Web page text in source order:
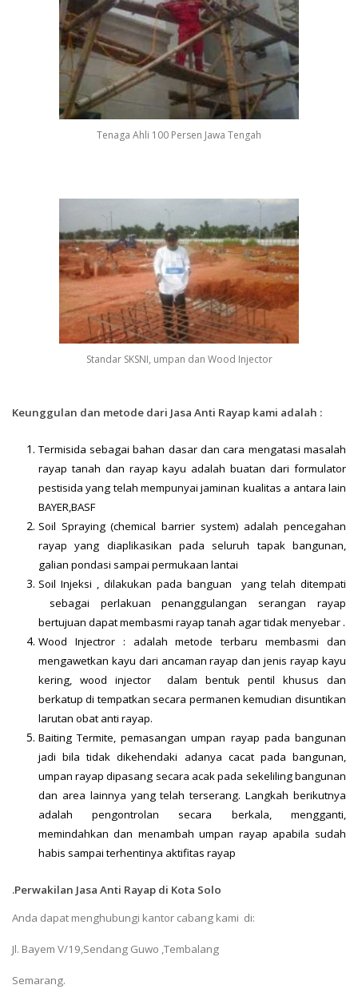
Tenaga Ahli 100 Persen Jawa Tengah
Standar SKSNI, umpan dan Wood Injector
Keunggulan dan metode dari Jasa Anti Rayap kami adalah :
Termisida sebagai bahan dasar dan cara mengatasi masalah
rayap tanah dan rayap kayu adalah buatan dari formulator
pestisida yang telah mempunyai jaminan kualitas a antara lain
BAYER,BASF
Soil Spraying (chemical barrier system) adalah pencegahan
rayap yang diaplikasikan pada seluruh tapak bangunan,
galian pondasi sampai permukaan lantai
Soil Injeksi , dilakukan pada banguan yang telah ditempati
sebagai perlakuan penanggulangan serangan rayap
bertujuan dapat membasmi rayap tanah agar tidak menyebar .
Wood Injectror : adalah metode terbaru membasmi dan
mengawetkan kayu dari ancaman rayap dan jenis rayap kayu
kering, wood injector dalam bentuk pentil khusus dan
berkatup di tempatkan secara permanen kemudian disuntikan
larutan obat anti rayap.
Baiting Termite, pemasangan umpan rayap pada bangunan
jadi bila tidak dikehendaki adanya cacat pada bangunan,
umpan rayap dipasang secara acak pada sekeliling bangunan
dan area lainnya yang telah terserang. Langkah berikutnya
adalah pengontrolan secara berkala, mengganti,
memindahkan dan menambah umpan rayap apabila sudah
habis sampai terhentinya aktifitas rayap
.Perwakilan Jasa Anti Rayap di Kota Solo
Anda dapat menghubungi kantor cabang kami di:
Jl. Bayem V/19,Sendang Guwo ,Tembalang
Semarang.